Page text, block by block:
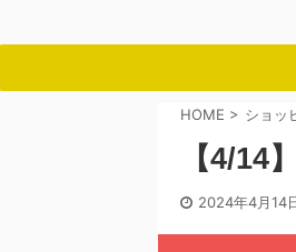
HOME > ショッ
【4/14
2024年4月14